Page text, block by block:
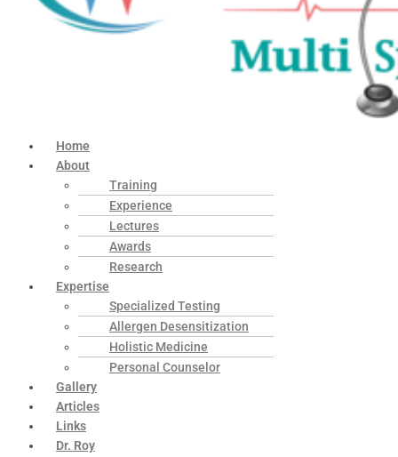
Home
About
Training
Experience
Lectures
Awards
Research
Expertise
Specialized Testing
Allergen Desensitization
Holistic Medicine
Personal Counselor
Gallery
Articles
Links
Dr. Roy